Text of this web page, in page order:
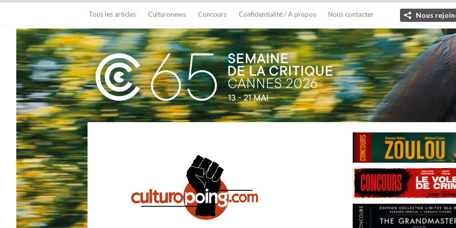
Tous les articles Culturonews Concours Confidentialité / A propos Nous contacter Nous